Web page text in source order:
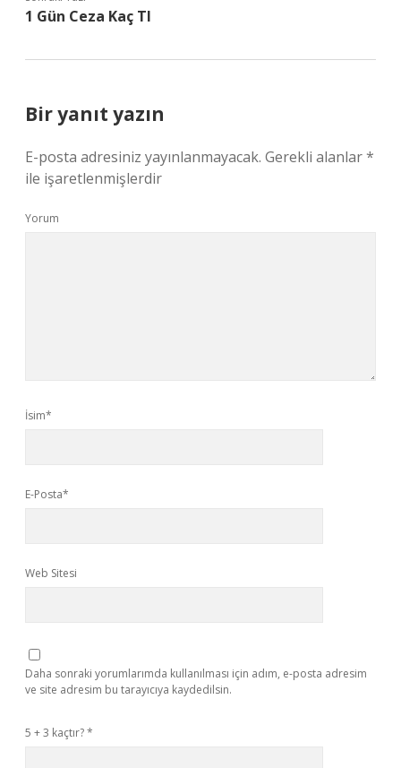
1 Gün Ceza Kaç Tl
Bir yanıt yazın
E-posta adresiniz yayınlanmayacak. Gerekli alanlar*
ile işaretlenmişlerdir
Yorum
İsim*
E-Posta*
Web Sitesi
Daha sonraki yorumlarımda kullanılması için adım, e-posta adresim
ve site adresim bu tarayıcıya kaydedilsin.
5 + 3 kaçtır?*